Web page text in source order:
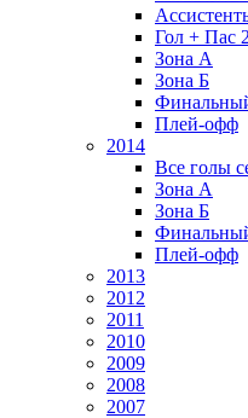
Гол + Пас
Зона А
Зона Б
Плей-офф
2014
Все голы
Зона А
Зона Б
Плей-офф
2013
2012
2011
2010
2009
2008
2007